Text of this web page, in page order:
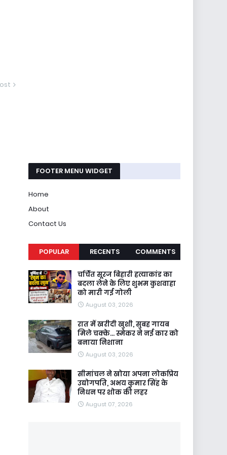
FOOTER MENU WIDGET
Home
About
Contact Us
POPULAR RECENTS COMMENTS
चर्चित सूरज बिहारी हत्याकांड का
बदला लेने के लिए शुभम कुशवाहा
को मारी गई गोली
August 03, 2026
रात में खरीदी खुशी, सुबह गायब
मिले चक्के... स्मेकर ने नई कार को
बनाया निशाना
August 03, 2026
सीमांचल ने खोया अपना लोकप्रिय
उद्योगपति, अभय कुमार सिंह के
निधन पर शोक की लहर
August 07, 2026